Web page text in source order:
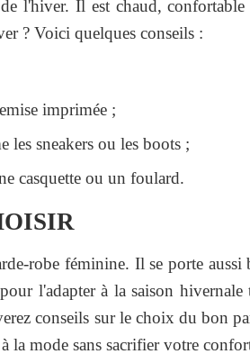
l'hiver. Il est chaud,
? Voici quelques conseils :
imprimée ;
les sneakers ou les boots ;
casquette ou un foulard.
robe féminine. Il se porte aussi
l'adapter à la saison hivernale
conseils sur le choix du bon
la mode sans sacrifier votre